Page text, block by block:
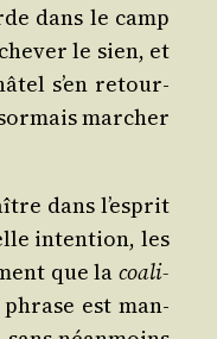
dans le camp
le sien, et
s’en retour­
mar­cher
dans l’es­prit
inten­tion, les
que la coa­li­
est man­